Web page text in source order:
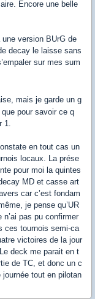
Encore une belle
version BUrG de
decay le laisse sans
sur mes sum
mais je garde un g
pour savoir ce q
en tout cas un
locaux. La prése
pour moi la quintes
MD et casse art
car c’est fondam
je pense qu’UR
pas pu confirmer
ces tournois semi-ca
victoires de la jour
deck me parait en t
de TC, et donc un c
journée tout en pilotan